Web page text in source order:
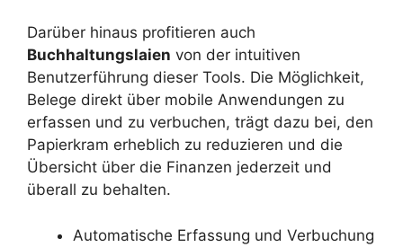
Darüber hinaus profitieren auch
Buchhaltungslaien von der intuitiven
Benutzerführung dieser Tools. Die Möglichkeit,
Belege direkt über mobile Anwendungen zu
erfassen und zu verbuchen, trägt dazu bei, den
Papierkram erheblich zu reduzieren und die
Übersicht über die Finanzen jederzeit und
überall zu behalten.
Automatische Erfassung und Verbuchung